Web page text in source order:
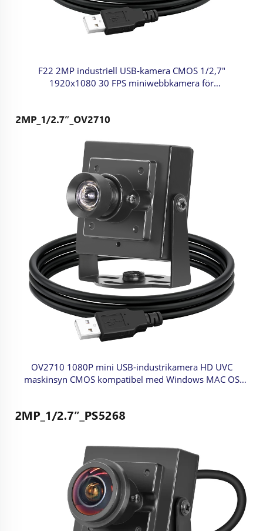
F22 2MP industriell USB-kamera CMOS 1/2,7"
1920x1080 30 FPS miniwebbkamera för
OV2710 1080P mini USB-industrikamera HD UVC
maskinsyn CMOS kompatibel med Windows MAC OS